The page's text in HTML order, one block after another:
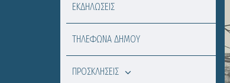
ΕΚΔΗΛΩΣΕΙΣ
ΤΗΛΕΦΩΝΑ ΔΗΜΟΥ
ΠΡΟΣΚΛΗΣΕΙΣ